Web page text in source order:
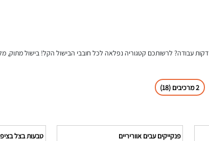
מחפשים מתכונים מהירים פשוטים וטעימים וקלים? מתכוני מיקרוגל קלים? מתכונים ב-10 דקות? 5 דקות עבודה? לרשותכם קטגוריה נפלאה לכל חובבי
2 מרכיבים (18)
פנקייקים עבים אווריריים טבעות בצל